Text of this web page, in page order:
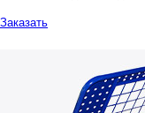
Заказать